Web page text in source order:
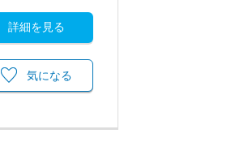
詳細を見る
気になる